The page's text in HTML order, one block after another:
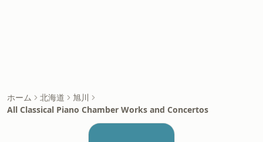
ホーム 北海道
旭川
All Classical Piano Chamber Works and Concertos